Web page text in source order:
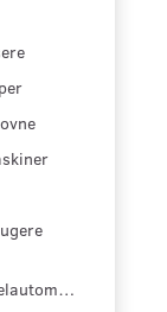
skyllemiddelautomater